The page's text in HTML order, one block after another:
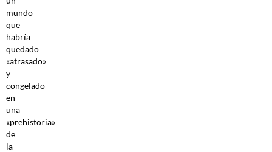
mundo
que
habría
quedado
«atrasado»
y
congelado
en
una
«prehistoria»
de
la